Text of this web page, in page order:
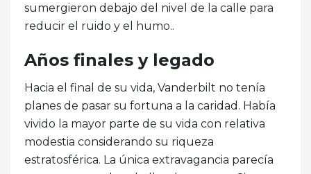
sumergieron debajo del nivel de la calle para
reducir el ruido y el humo..
Años finales y legado
Hacia el final de su vida, Vanderbilt no tenía
planes de pasar su fortuna a la caridad. Había
vivido la mayor parte de su vida con relativa
modestia considerando su riqueza
estratosférica. La única extravagancia parecía